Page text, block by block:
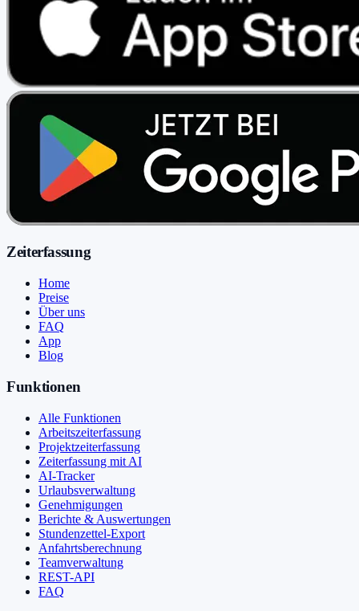
Zeiterfassung
Home
Preise
Über uns
FAQ
App
Blog
Funktionen
Alle Funktionen
Arbeitszeiterfassung
Projektzeiterfassung
Zeiterfassung mit AI
AI-Tracker
Urlaubsverwaltung
Genehmigungen
Berichte & Auswertungen
Stundenzettel-Export
Anfahrtsberechnung
Teamverwaltung
REST-API
FAQ